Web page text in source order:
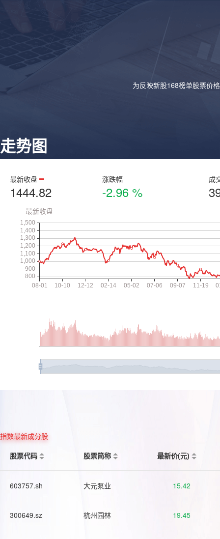
为反映新股168榜单股票价
走势图
最新收盘
1444.82
涨跌幅
-2.96 %
成
指数最新成分股
股票代码
股票简称 最新价(元)
603757.sh 大元泵业 15.42
300649.sz 杭州园林 19.45